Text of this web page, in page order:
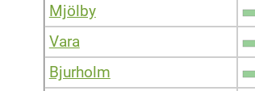
Mjölby
Vara
Bjurholm